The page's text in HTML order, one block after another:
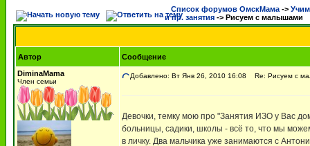
Список форумов ОмскМама ->
и пр. занятия -> Рисуем с малышами
Автор
Сообщение
DiminaMama
Член семьи
Добавлено: Вт Янв 26, 2010 16:08 Re: Рисуем с
Девочки, темку мою про "Занятия ИЗО у Вас
больницы, садики, школы - всё то, что мы
в личку. Два мальчика уже занимаются с